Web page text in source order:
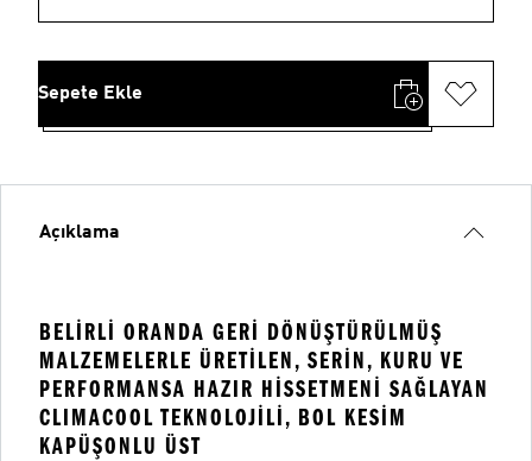
Sepete Ekle
Açıklama
BELIRLI ORANDA GERI DÖNÜŞTÜRÜLMÜŞ
MALZEMELERLE ÜRETILEN, SERIN, KURU VE
PERFORMANSA HAZIR HISSETMENI SAĞLAYAN
CLIMACOOL TEKNOLOJILI, BOL KESIM
KAPÜŞONLU ÜST